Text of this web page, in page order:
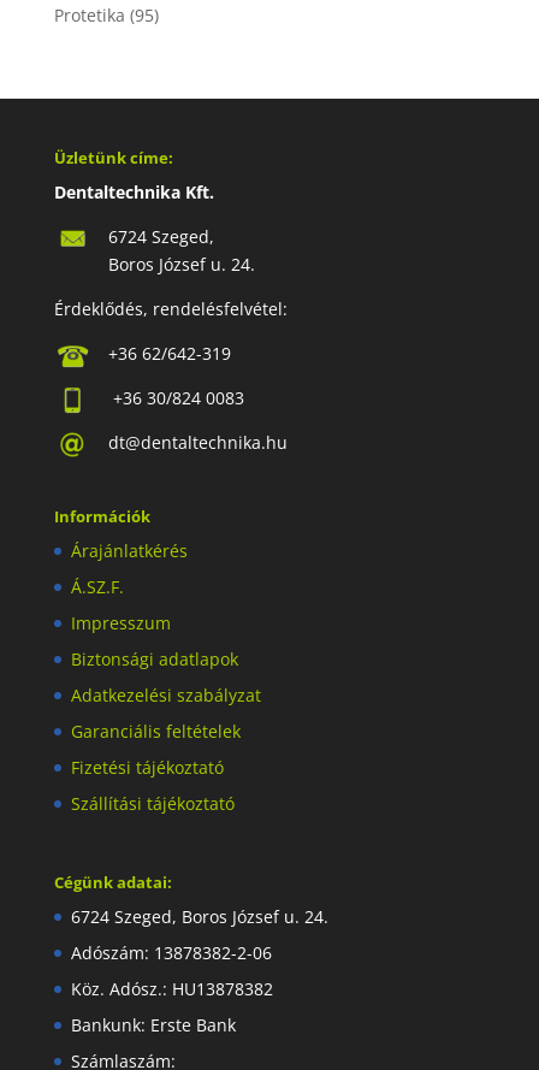
Protetika (95)
Üzletünk címe:
Dentaltechnika Kft.
6724 Szeged,
Boros József u. 24.
Érdeklődés, rendelésfelvétel:
+36 62/642-319
+36 30/824 0083
dt@dentaltechnika.hu
Információk
Árajánlatkérés
Á.SZ.F.
Impresszum
Biztonsági adatlapok
Adatkezelési szabályzat
Garanciális feltételek
Fizetési tájékoztató
Szállítási tájékoztató
Cégünk adatai:
6724 Szeged, Boros József u. 24.
Adószám: 13878382-2-06
Köz. Adósz.: HU13878382
Bankunk: Erste Bank
Számlaszám: